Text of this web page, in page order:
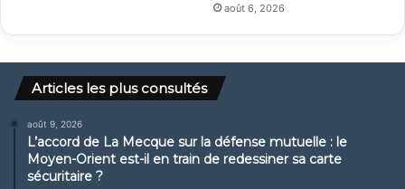
août 6, 2026
Articles les plus consultés
août 9, 2026
L’accord de La Mecque sur la défense mutuelle : le
Moyen-Orient est-il en train de redessiner sa carte
sécuritaire ?